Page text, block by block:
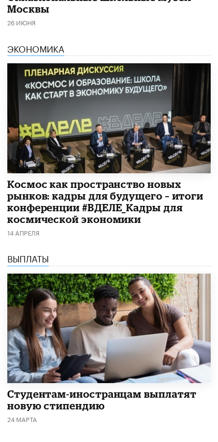
Москвы
26 ИЮНЯ
ЭКОНОМИКА
Космос как пространство новых
рынков: кадры для будущего – итоги
конференции #ВДЕЛЕ_Кадры для
космической экономики
14 АПРЕЛЯ
ВЫПЛАТЫ
Студентам-иностранцам выплатят
новую стипендию
24 МАРТА